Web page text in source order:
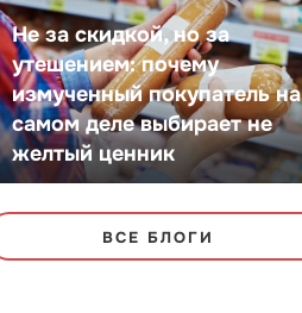
Не за скидкой, но за
утешением: почему
измученный покупатель на
самом деле выбирает не
желтый ценник
ВСЕ БЛОГИ